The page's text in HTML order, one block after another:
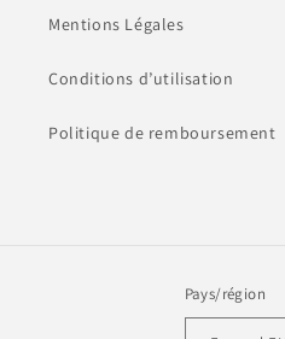
Mentions Légales
Conditions d’utilisation
Politique de remboursement
Pays/région